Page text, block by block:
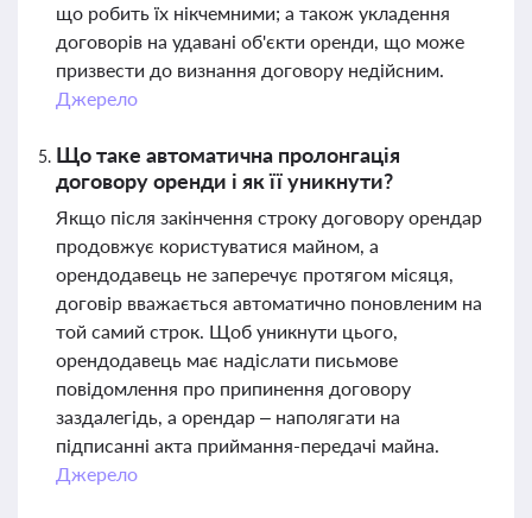
що робить їх нікчемними; а також укладення
договорів на удавані об'єкти оренди, що може
призвести до визнання договору недійсним.
Джерело
Що таке автоматична пролонгація
договору оренди і як її уникнути?
Якщо після закінчення строку договору орендар
продовжує користуватися майном, а
орендодавець не заперечує протягом місяця,
договір вважається автоматично поновленим на
той самий строк. Щоб уникнути цього,
орендодавець має надіслати письмове
повідомлення про припинення договору
заздалегідь, а орендар – наполягати на
підписанні акта приймання-передачі майна.
Джерело